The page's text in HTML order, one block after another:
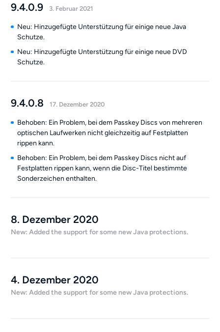
9.4.0.9 3. Februar 2021
Neu: Hinzugefügte Unterstützung für einige neue Java
Schutze.
Neu: Hinzugefügte Unterstützung für einige neue DVD
Schutze.
9.4.0.8 17. Dezember 2020
Behoben: Ein Problem, bei dem Passkey Discs von mehreren
optischen Laufwerken nicht gleichzeitig auf Festplatten
rippen kann.
Behoben: Ein Problem, bei dem Passkey Discs nicht auf
Festplatten rippen kann, wenn die Disc-Titel bestimmte
Sonderzeichen enthalten.
8. Dezember 2020
New: Added the support for some new Java protections.
4. Dezember 2020
New: Added the support for some new Java protections.